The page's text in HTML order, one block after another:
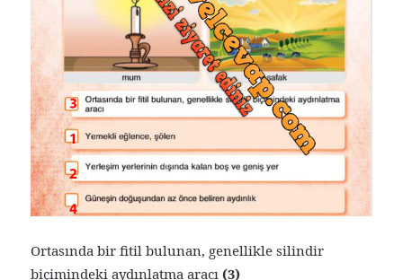
Ortasında bir fitil bulunan, genellikle silindir
biçimindeki aydınlatma aracı (3)